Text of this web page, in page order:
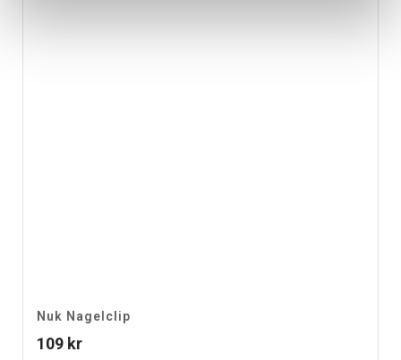
Nuk Nagelclip
109 kr